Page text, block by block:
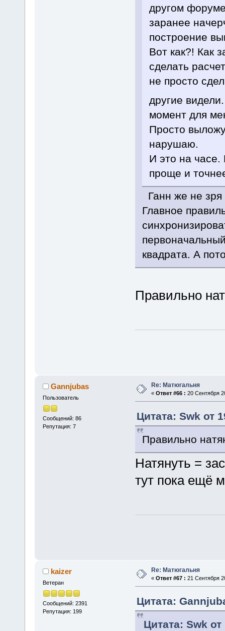
другом
заранее
построение
Вот как?! Как
сделать
не просто
другие
момент для
Просто
нарушаю.
И это на часе.
проще и
Ганн же не зря
Главное
квадрата. А
Правильно
Gannjubas
Пользователь
Сообщений: 86
Репутация: 7
Re: Матюгальня
« Ответ #66 : 20 Сентября
Цитата: Swk от
Правильно
Натянуть =
тут пока ещё
kaizer
Ветеран
Сообщений: 2391
Репутация: 199
Re: Матюгальня
« Ответ #67 : 21 Сентября
Цитата:
Цитата: Swk